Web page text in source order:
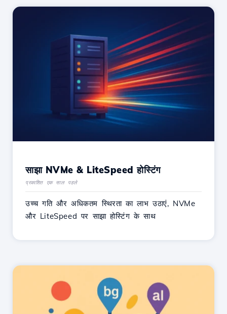
साझा NVMe & LiteSpeed होस्टिंग
प्रकाशित एक साल पहले
उच्च गति और अधिकतम स्थिरता का लाभ उठाएं, NVMe
और LiteSpeed पर साझा होस्टिंग के साथ